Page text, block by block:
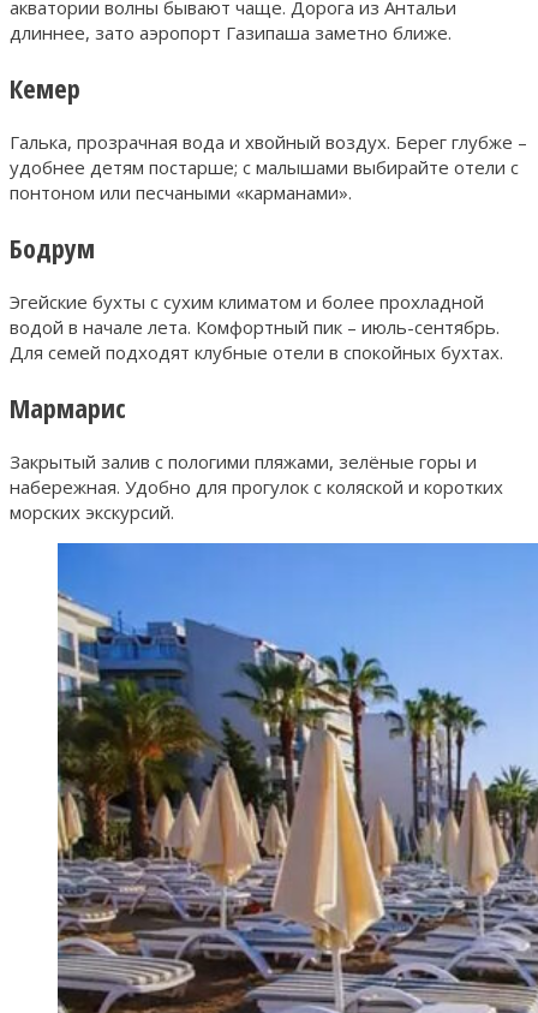
акватории волны бывают чаще. Дорога из Антальи
длиннее, зато аэропорт Газипаша заметно ближе.
Кемер
Галька, прозрачная вода и хвойный воздух. Берег глубже –
удобнее детям постарше; с малышами выбирайте отели с
понтоном или песчаными «карманами».
Бодрум
Эгейские бухты с сухим климатом и более прохладной
водой в начале лета. Комфортный пик – июль-сентябрь.
Для семей подходят клубные отели в спокойных бухтах.
Мармарис
Закрытый залив с пологими пляжами, зелёные горы и
набережная. Удобно для прогулок с коляской и коротких
морских экскурсий.